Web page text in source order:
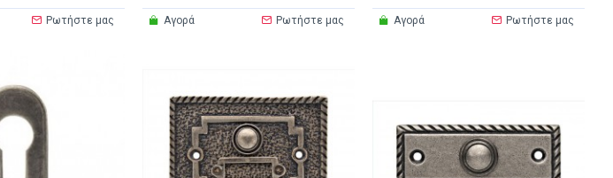
Ρωτήστε μας Αγορά Ρωτήστε μας Αγορά Ρωτήστε μας